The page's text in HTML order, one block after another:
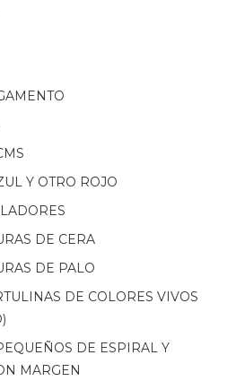
Y OTRO ROJO
DE CERA
DE PALO
DE COLORES VIVOS
DE ESPIRAL Y
MARGEN